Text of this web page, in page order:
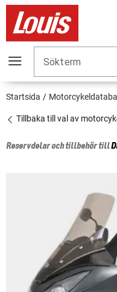
Sökterm
Startsida
Tillbaka till val av
Reservdelar och tillbehör till